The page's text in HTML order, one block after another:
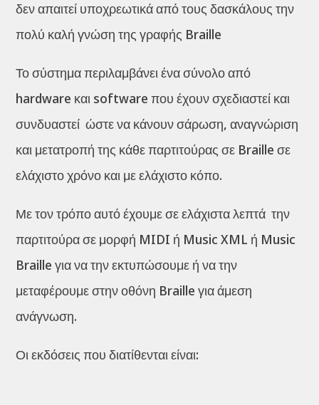
δεν απαιτεί υποχρεωτικά από τους δασκάλους την
πολύ καλή γνώση της γραφής Braille
Το σύστημα περιλαμβάνει ένα σύνολο από
hardware και software που έχουν σχεδιαστεί και
συνδυαστεί ώστε να κάνουν σάρωση, αναγνώριση
και μετατροπή της κάθε παρτιτούρας σε Braille σε
ελάχιστο χρόνο και με ελάχιστο κόπο.
Με τον τρόπο αυτό έχουμε σε ελάχιστα λεπτά την
παρτιτούρα σε μορφή MIDI ή Music XML ή Music
Braille για να την εκτυπώσουμε ή να την
μεταφέρουμε στην οθόνη Braille για άμεση
ανάγνωση.
Οι εκδόσεις που διατίθενται είναι: